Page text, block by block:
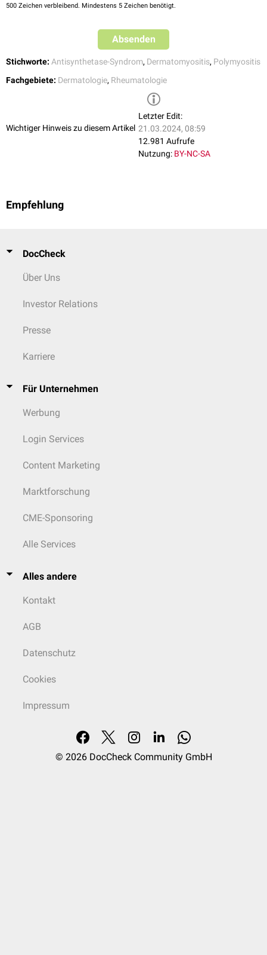
500 Zeichen verbleibend. Mindestens 5 Zeichen benötigt.
Absenden
Stichworte: Antisynthetase-Syndrom, Dermatomyositis, Polymyositis
Fachgebiete: Dermatologie, Rheumatologie
Wichtiger Hinweis zu diesem Artikel
Letzter Edit:
21.03.2024, 08:59
12.981 Aufrufe
Nutzung: BY-NC-SA
Empfehlung
DocCheck
Über Uns
Investor Relations
Presse
Karriere
Für Unternehmen
Werbung
Login Services
Content Marketing
Marktforschung
CME-Sponsoring
Alle Services
Alles andere
Kontakt
AGB
Datenschutz
Cookies
Impressum
© 2026 DocCheck Community GmbH